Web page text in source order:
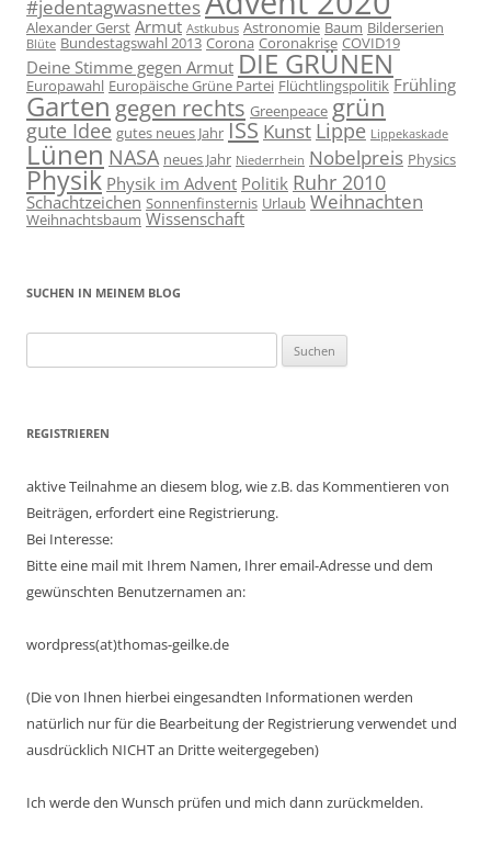
#jedentagwasnettes
Alexander Gerst Armut Astkubus Astronomie Baum Bilderserien
Blüte Bundestagswahl 2013 Corona Coronakrise COVID19
Deine Stimme gegen Armut DIE GRÜNEN
Europawahl Europäische Grüne Partei Flüchtlingspolitik Frühling
Garten gegen rechts Greenpeace grün
gute Idee gutes neues Jahr ISS Kunst Lippe Lippekaskade
Lünen NASA neues Jahr Niederrhein Nobelpreis Physics
Physik Physik im Advent Politik Ruhr 2010
Schachtzeichen Sonnenfinsternis Urlaub Weihnachten
Weihnachtsbaum Wissenschaft
SUCHEN IN MEINEM BLOG
nach:
REGISTRIEREN
aktive Teilnahme an diesem blog, wie z.B. das Kommentieren von
Beiträgen, erfordert eine Registrierung.
Bei Interesse:
Bitte eine mail mit Ihrem Namen, Ihrer email-Adresse und dem
gewünschten Benutzernamen an:
wordpress(at)thomas-geilke.de
(Die von Ihnen hierbei eingesandten Informationen werden
natürlich nur für die Bearbeitung der Registrierung verwendet und
ausdrücklich NICHT an Dritte weitergegeben)
Ich werde den Wunsch prüfen und mich dann zurückmelden.